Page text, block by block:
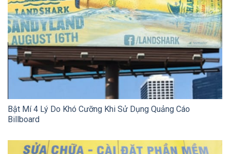
Bật Mí 4 Lý Do Khó Cưỡng Khi Sử Dụng Quảng Cáo
Billboard